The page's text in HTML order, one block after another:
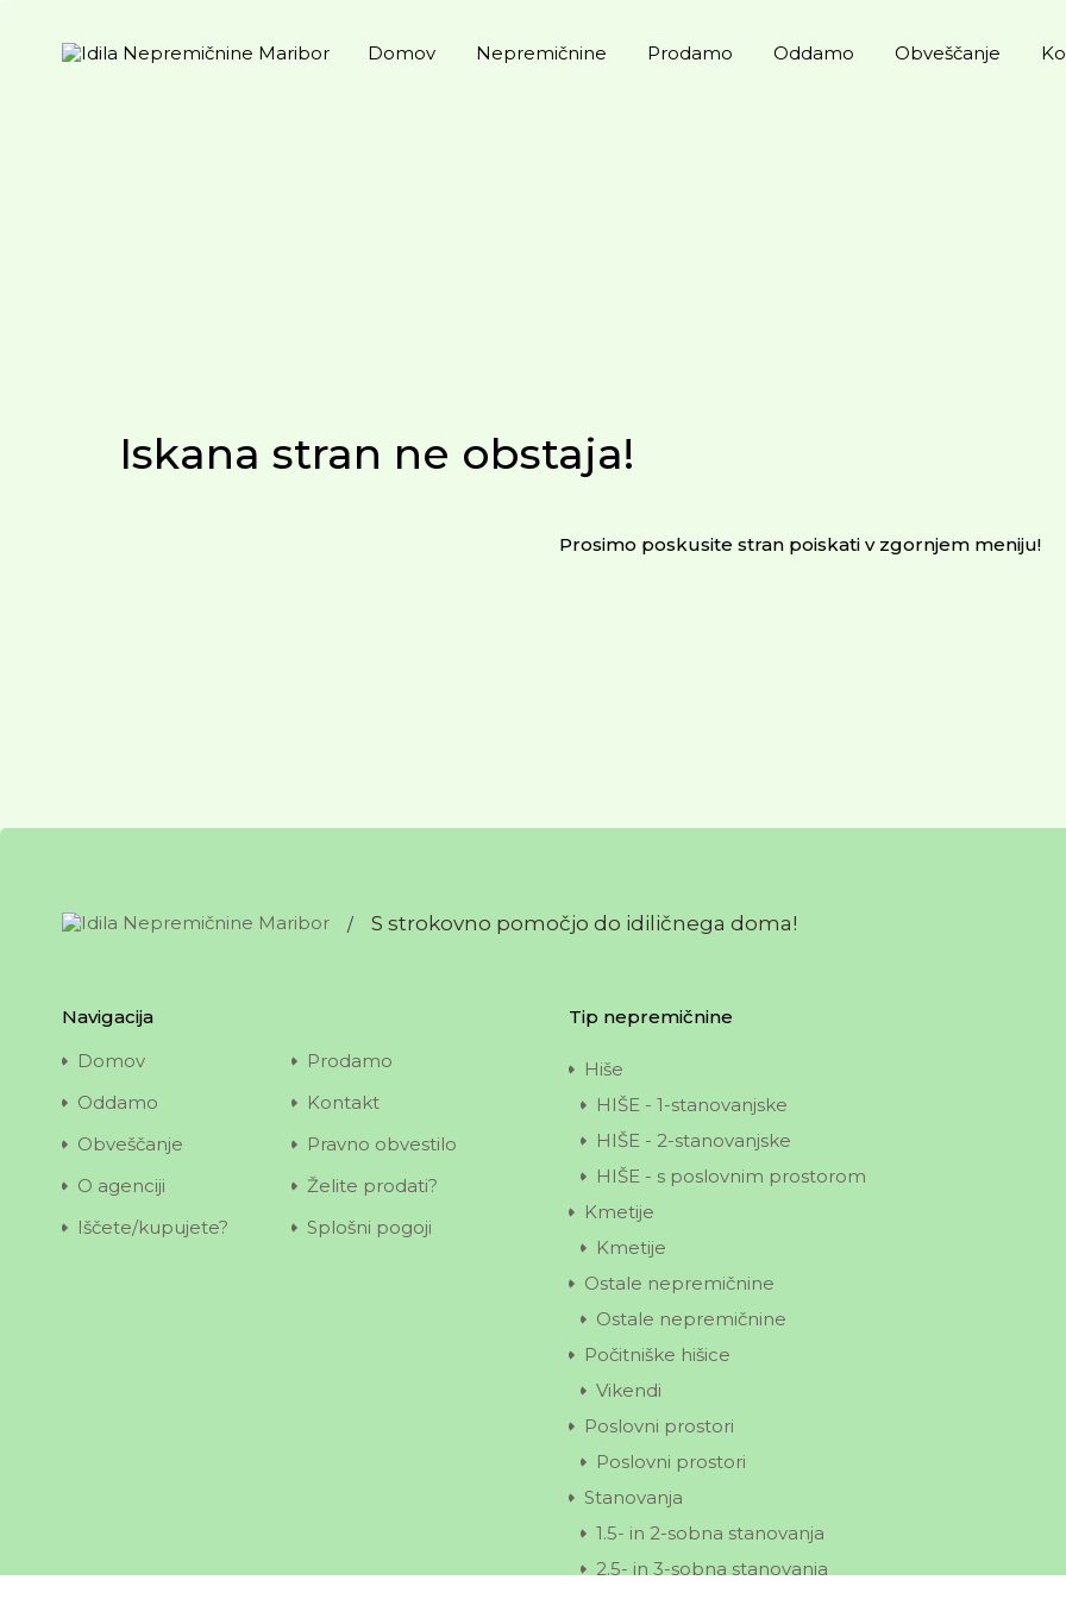
Domov Nepremičnine Prodamo Oddamo Obveščanje
Iskana stran ne obstaja!
Prosimo poskusite stran poiskati v zgornjem meniju!
/ S strokovno pomočjo do idiličnega doma!
Navigacija
Domov
Prodamo
Oddamo
Kontakt
Obveščanje
Pravno obvestilo
O agenciji
Želite prodati?
Iščete/kupujete?
Splošni pogoji
Tip nepremičnine
Hiše
HIŠE - 1-stanovanjske
HIŠE - 2-stanovanjske
HIŠE - s poslovnim prostorom
Kmetije
Kmetije
Ostale nepremičnine
Ostale nepremičnine
Počitniške hišice
Vikendi
Poslovni prostori
Poslovni prostori
Stanovanja
1.5- in 2-sobna stanovanja
2.5- in 3-sobna stanovanja